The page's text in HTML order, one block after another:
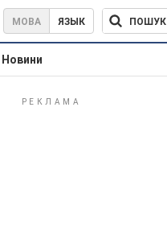
МОВА ЯЗЫК ПОШУК
Новини